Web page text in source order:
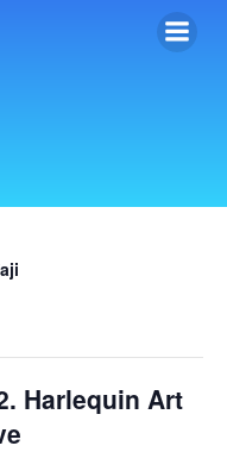
Harlequin Art